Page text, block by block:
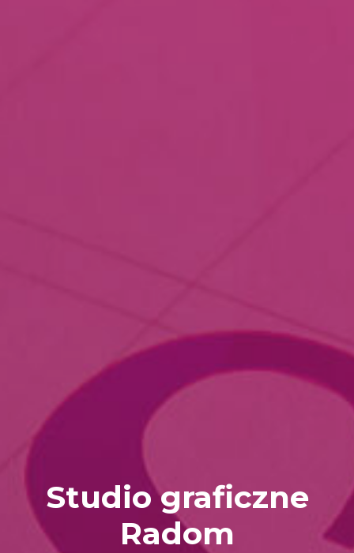
Studio graficzne
Radom